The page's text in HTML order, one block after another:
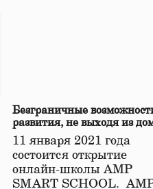
Безграничные
развития, не выходя из
11 января 2021 года
состоится открытие
онлайн-школы АМР
SMART SCHOOL.